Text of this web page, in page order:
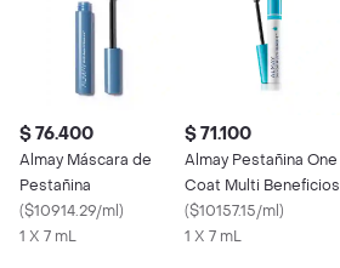
$ 76.400
Almay Máscara de
Pestañina
($10914.29/ml)
1 X 7 mL
$ 71.100
Almay Pestañina One
Coat Multi Beneficios
($10157.15/ml)
1 X 7 mL